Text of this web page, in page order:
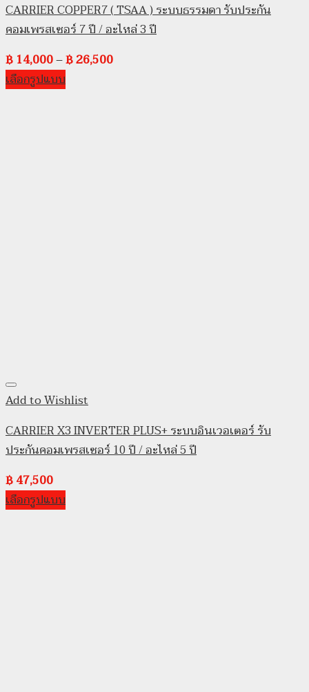
CARRIER COPPER7 ( TSAA ) ระบบธรรมดา รับประกัน
คอมเพรสเซอร์ 7 ปี / อะไหล่ 3 ปี
฿ 14,000–฿26,500
เลือกรูปแบบ
Add to Wishlist
CARRIER X3 INVERTER PLUS+ ระบบอินเวอเตอร์ รับ
ประกันคอมเพรสเซอร์ 10 ปี / อะไหล่ 5 ปี
฿47,500
เลือกรูปแบบ